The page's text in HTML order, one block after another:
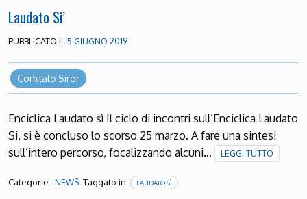
Laudato Si’
PUBBLICATO IL5 GIUGNO 2019
Comitato Siror
Enciclica Laudato sì Il ciclo di incontri sull’Enciclica Laudato
Si, si è concluso lo scorso 25 marzo. A fare una sintesi
sull’intero percorso, focalizzando alcuni…
LEGGI TUTTO
Categorie: NEWS Taggato in: LAUDATO SÌ